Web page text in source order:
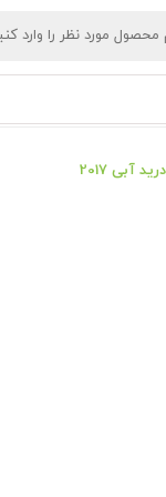
آبی 2017